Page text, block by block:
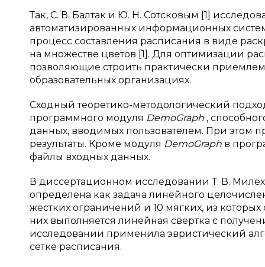
Так, С. В. Балтак и Ю. Н. Сотсковым [1]
автоматизированных информационных
процесс составления расписания в виде
на множестве цветов [1]. Для оптимизации
позволяющие строить практически
образовательных организациях.
Сходный теоретико-методологический
программного модуля DemoGraph ,
данных, вводимых пользователем. При этом
результаты. Кроме модуля DemoGraph в
файлы входных данных.
В диссертационном исследовании Т. В.
определена как задача линейного
жестких ограничений и 10 мягких, из
них выполняется линейная свертка с
исследовании применила эвристический
сетке расписания.